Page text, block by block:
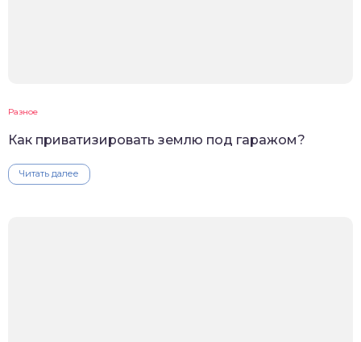
Разное
Как приватизировать землю под гаражом?
Читать далее